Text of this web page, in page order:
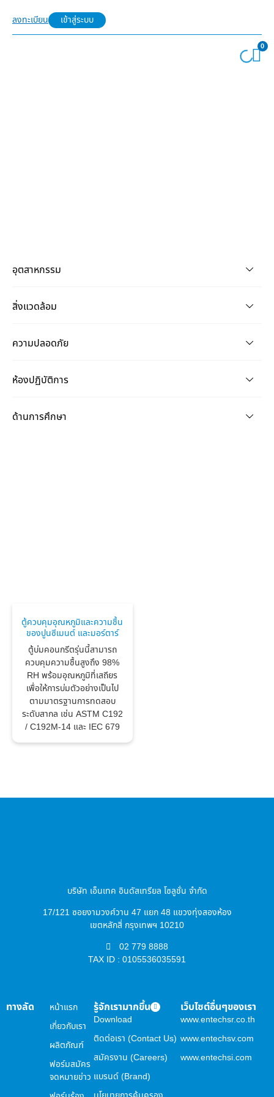
ลงทะเบียน เข้าสู่ระบบ
0
อุตสาหกรรม
สิ่งแวดล้อม
ความปลอดภัย
ห้องปฏิบัติการ
ด้านการศึกษา
ตู้ควบคุมอุณหภูมิและความชื้น
ของปูนซีเมนต์ และมอร์ตาร์
ตู้บ่มคอนกรีตรุ่นนี้สามารถ
ควบคุมความชื้นสูงถึง 98%
RH พร้อมอุณหภูมิที่เสถียร
เพื่อให้การบ่มตัวอย่างเป็นไป
ตามมาตรฐานการทดสอบ
ระดับสากล เช่น ASTM C192
/ C192M-14 และ IEC 679
บริษัท เอ็นเทค อินดัสเทรียล โซลูชั่น จำกัด
17/121 ซอยงามวงศ์วาน 47 แยก 48 แขวงทุ่งสองห้อง
เขตหลักสี่ กรุงเทพฯ 10210
02 779 8888
TAX ID : 0105536035591
ทางลัด
หน้าแรก
เกี่ยวกับเรา
ผลิตภัณฑ์
ฟอร์มสมัคร
จดหมายข่าว
รู้จักเรามากขึ้น
Download
ติดต่อเรา (Contact Us)
สมัครงาน (Careers)
แบรนด์ (Brand)
เว็บไซต์อื่นๆของเรา
www.entechsr.co.th
www.entechsv.com
www.entechsi.com